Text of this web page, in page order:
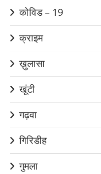
कोविड – 19
क्राइम
ख़ुलासा
खूंटी
गढ़वा
गिरिडीह
गुमला